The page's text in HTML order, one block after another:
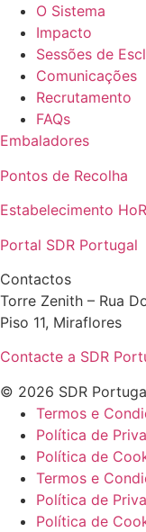
O Sistema
Impacto
Sessões de
Comunicações
Recrutamento
FAQs
Embaladores
Pontos de Recolha
Estabelecimento
Portal SDR Portugal
Contactos
Torre Zenith – Rua
Piso 11, Miraflores
Contacte a SDR
© 2026 SDR
Termos e
Política de
Política de
Termos e
Política de
Política de